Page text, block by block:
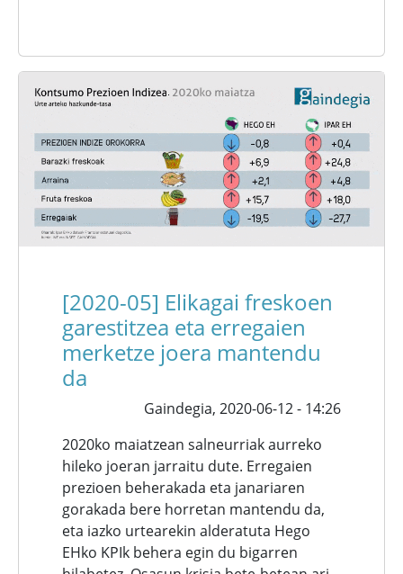
[2020-05] Elikagai freskoen
garestitzea eta erregaien
merketze joera mantendu
da
Gaindegia, 2020-06-12 - 14:26
2020ko maiatzean salneurriak aurreko
hileko joeran jarraitu dute. Erregaien
prezioen beherakada eta janariaren
gorakada bere horretan mantendu da,
eta iazko urtearekin alderatuta Hego
EHko KPIk behera egin du bigarren